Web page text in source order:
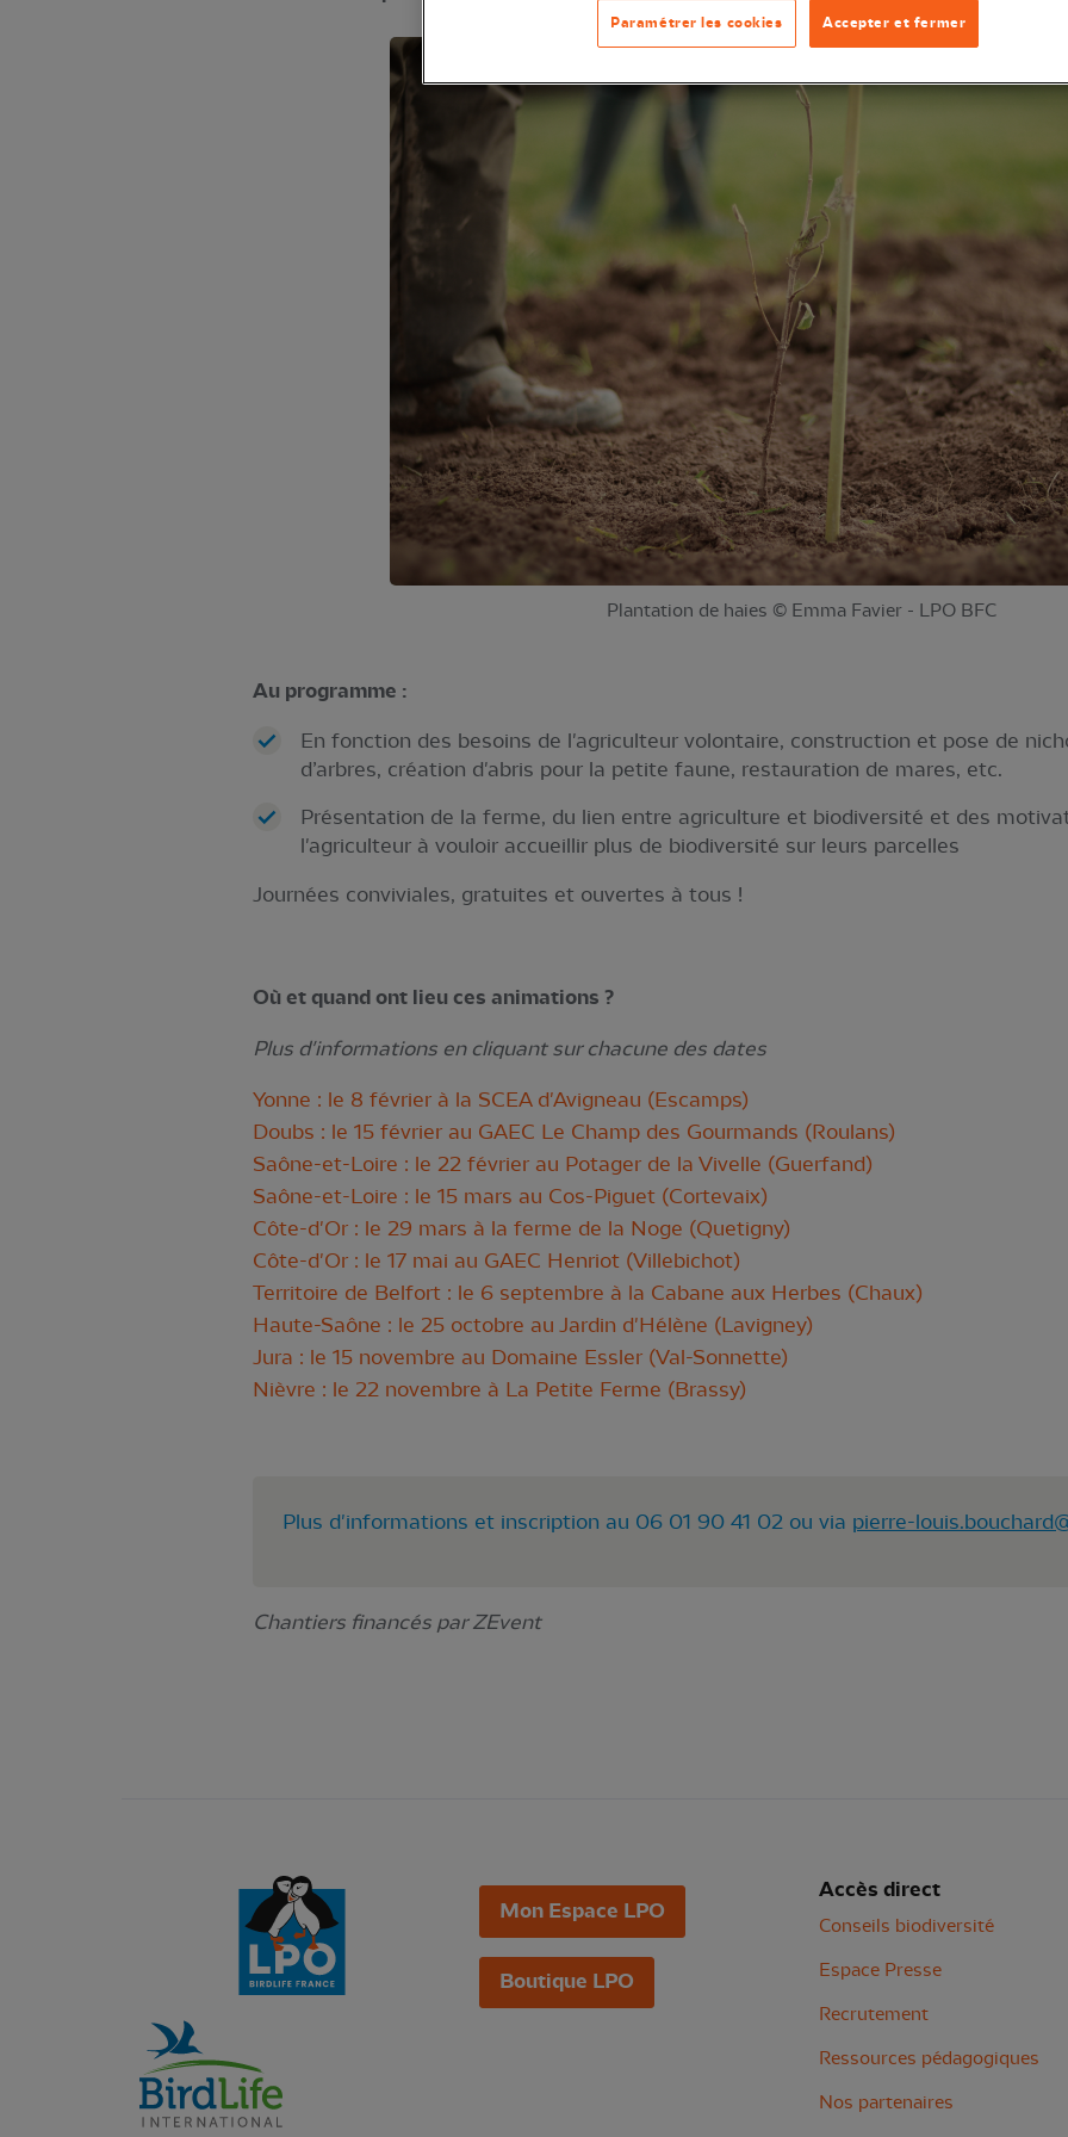
Plantation de haies © Emma Favier - LPO BFC
Au programme :
En fonction des besoins de l'agriculteur volontaire, construction et pose de
d’arbres, création d'abris pour la petite faune, restauration de mares, etc.
Présentation de la ferme, du lien entre agriculture et biodiversité et des
l'agriculteur à vouloir accueillir plus de biodiversité sur leurs parcelles
Journées conviviales, gratuites et ouvertes à tous !
Où et quand ont lieu ces animations ?
Plus d'informations en cliquant sur chacune des dates
Yonne : le 8 février à la SCEA d'Avigneau (Escamps)
Doubs : le 15 février au GAEC Le Champ des Gourmands (Roulans)
Saône-et-Loire : le 22 février au Potager de la Vivelle (Guerfand)
Saône-et-Loire : le 15 mars au Cos-Piguet (Cortevaix)
Côte-d'Or : le 29 mars à la ferme de la Noge (Quetigny)
Côte-d'Or : le 17 mai au GAEC Henriot (Villebichot)
Territoire de Belfort : le 6 septembre à la Cabane aux Herbes (Chaux)
Haute-Saône : le 25 octobre au Jardin d'Hélène (Lavigney)
Jura : le 15 novembre au Domaine Essler (Val-Sonnette)
Nièvre : le 22 novembre à La Petite Ferme (Brassy)
Plus d'informations et inscription au 06 01 90 41 02 ou via pierre-
Chantiers financés par ZEvent
Mon Espace LPO
Boutique LPO
Accès direct
Conseils biodiversité
Espace Presse
Recrutement
Ressources pédagogiques
Nos partenaires
Accepter et fermer
Paramétrer les cookies